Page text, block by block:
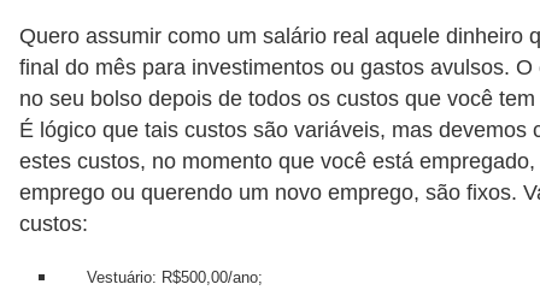
Quero assumir como um salário real aquele dinheiro
final do mês para investimentos ou gastos avulsos.
no seu bolso depois de todos os custos que você
É lógico que tais custos são variáveis, mas devemos
estes custos, no momento que você está
emprego ou querendo um novo emprego, são fixos.
custos:
Vestuário: R$500,00/ano;